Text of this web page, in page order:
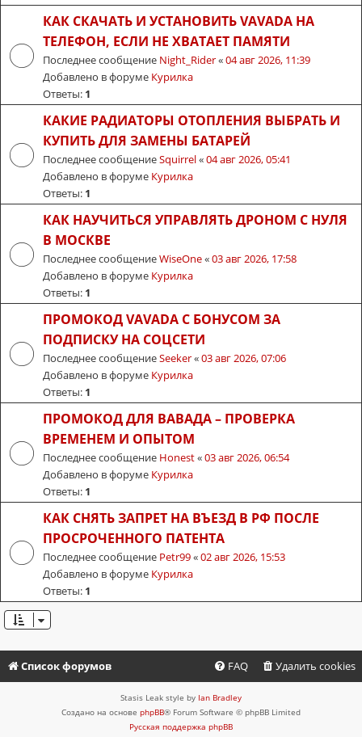
КАК СКАЧАТЬ И УСТАНОВИТЬ VAVADA НА
ТЕЛЕФОН, ЕСЛИ НЕ ХВАТАЕТ ПАМЯТИ
Последнее сообщение Night_Rider«04 авг 2026, 11:39
Добавлено в форуме Курилка
Ответы: 1
КАКИЕ РАДИАТОРЫ ОТОПЛЕНИЯ ВЫБРАТЬ И
КУПИТЬ ДЛЯ ЗАМЕНЫ БАТАРЕЙ
Последнее сообщениеSquirrel«04 авг 2026, 05:41
Добавлено в форуме Курилка
Ответы: 1
КАК НАУЧИТЬСЯ УПРАВЛЯТЬ ДРОНОМ С НУЛЯ
В МОСКВЕ
Последнее сообщениеWiseOne«03 авг 2026, 17:58
Добавлено в форуме Курилка
Ответы: 1
ПРОМОКОД VAVADA С БОНУСОМ ЗА
ПОДПИСКУ НА СОЦСЕТИ
Последнее сообщениеSeeker«03 авг 2026, 07:06
Добавлено в форуме Курилка
Ответы: 1
ПРОМОКОД ДЛЯ ВАВАДА – ПРОВЕРКА
ВРЕМЕНЕМ И ОПЫТОМ
Последнее сообщение Honest«03 авг 2026, 06:54
Добавлено в форуме Курилка
Ответы: 1
КАК СНЯТЬ ЗАПРЕТ НА ВЪЕЗД В РФ ПОСЛЕ
ПРОСРОЧЕННОГО ПАТЕНТА
Последнее сообщение Petr99«02 авг 2026, 15:53
Добавлено в форуме Курилка
Ответы: 1
Список форумов Удалить cookies
FAQ
Stasis Leak style by Ian Bradley
Создано на основе phpBB® Forum Software © phpBB Limited
Русская поддержка phpBB